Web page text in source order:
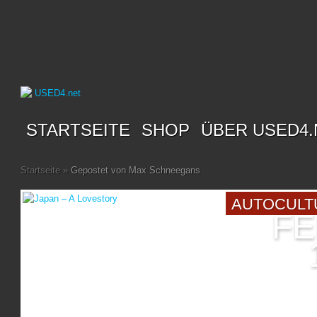
STARTSEITE SHOP ÜBER
Startseite » Gepostet von Max Schneegans